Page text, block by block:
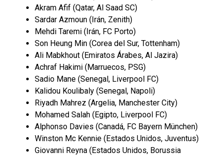
Akram Afif (Qatar, Al Saad SC)
Sardar Azmoun (Irán, Zenith)
Mehdi Taremi (Irán, FC Porto)
Son Heung Min (Corea del Sur, Tottenham)
Ali Mabkhout (Emiratos Árabes, Al Jazira)
Achraf Hakimi (Marruecos, PSG)
Sadio Mane (Senegal, Liverpool FC)
Kalidou Koulibaly (Senegal, Napoli)
Riyadh Mahrez (Argelia, Manchester City)
Mohamed Salah (Egipto, Liverpool FC)
Alphonso Davies (Canadá, FC Bayern München)
Winston Mc Kennie (Estados Unidos, Juventus)
Giovanni Reyna (Estados Unidos, Borussia